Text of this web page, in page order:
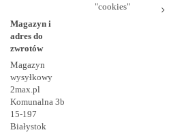
Magazyn i
adres do
zwrotów
Magazyn
wysyłkowy
2max.pl
Komunalna 3b
15-197
Białystok
"cookies"